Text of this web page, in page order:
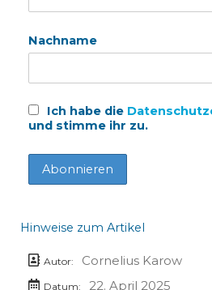
Nachname
Ich habe die
und stimme ihr zu.
Hinweise zum Artikel
Autor: Cornelius Karow
Datum:
22. April 2025